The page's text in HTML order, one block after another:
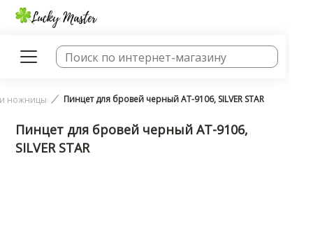
ножницы Пинцет для бровей черный AT-9106, SILVER STAR
Пинцет для бровей черный AT-9106,
SILVER STAR